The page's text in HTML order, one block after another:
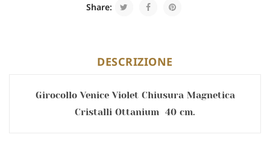
Share:
DESCRIZIONE
Girocollo Venice Violet Chiusura Magnetica
Cristalli Ottanium 40 cm.